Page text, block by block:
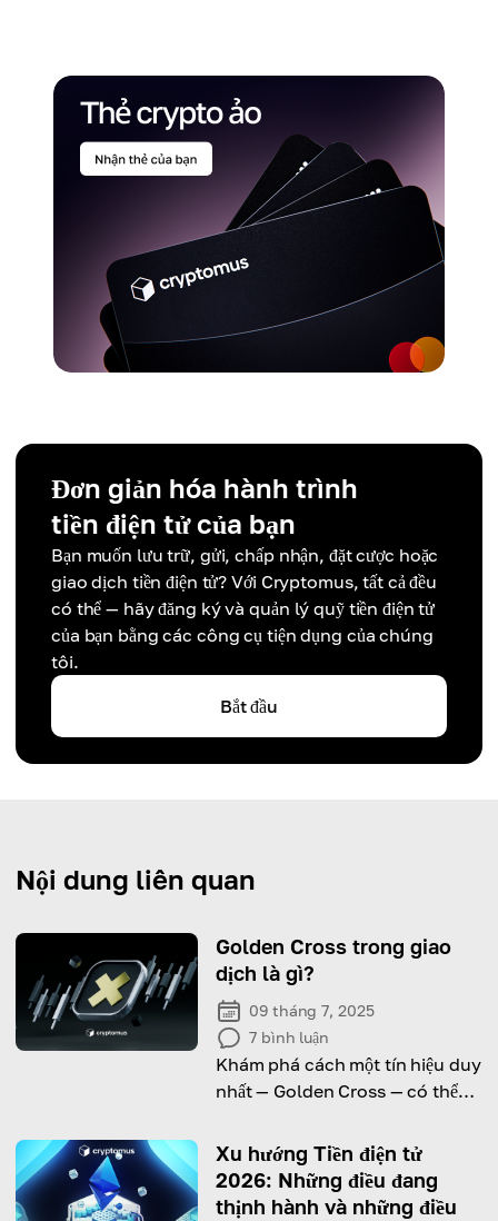
Đơn giản hóa hành trình
tiền điện tử của bạn
Bạn muốn lưu trữ, gửi, chấp nhận, đặt cược hoặc
giao dịch tiền điện tử? Với Cryptomus, tất cả đều
có thể — hãy đăng ký và quản lý quỹ tiền điện tử
của bạn bằng các công cụ tiện dụng của chúng
tôi.
Bắt đầu
Nội dung liên quan
Golden Cross trong giao
dịch là gì?
09 tháng 7, 2025
7 bình luận
Khám phá cách một tín hiệu duy
nhất — Golden Cross — có thể
hướng tăng mạnh mẽ trên thị
trường.
Xu hướng Tiền điện tử
2026: Những điều đang
thịnh hành và những điều